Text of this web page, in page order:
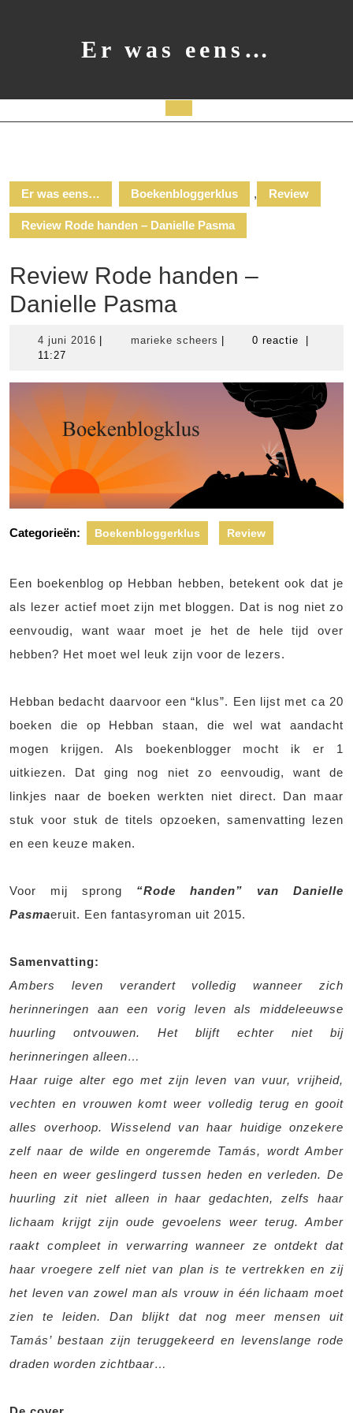
Er was eens…
Er was eens… Boekenbloggerklus , Review
Review Rode handen – Danielle Pasma
Review Rode handen –
Danielle Pasma
4 juni 2016 4
marieke scheers marieke0 reactie
11:27
Categorieën: Boekenbloggerklus Review
Een boekenblog op Hebban hebben, betekent ook dat je
als lezer actief moet zijn met bloggen. Dat is nog niet zo
eenvoudig, want waar moet je het de hele tijd over
hebben? Het moet wel leuk zijn voor de lezers.
Hebban bedacht daarvoor een “klus”. Een lijst met ca 20
boeken die op Hebban staan, die wel wat aandacht
mogen krijgen. Als boekenblogger mocht ik er 1
uitkiezen. Dat ging nog niet zo eenvoudig, want de
linkjes naar de boeken werkten niet direct. Dan maar
stuk voor stuk de titels opzoeken, samenvatting lezen
en een keuze maken.
Voor mij sprong “Rode handen” van Danielle
Pasmaeruit. Een fantasyroman uit 2015.
Samenvatting:
Ambers leven verandert volledig wanneer zich
herinneringen aan een vorig leven als middeleeuwse
huurling ontvouwen. Het blijft echter niet bij
herinneringen alleen…
Haar ruige alter ego met zijn leven van vuur, vrijheid,
vechten en vrouwen komt weer volledig terug en gooit
alles overhoop. Wisselend van haar huidige onzekere
zelf naar de wilde en ongeremde Tamás, wordt Amber
heen en weer geslingerd tussen heden en verleden. De
huurling zit niet alleen in haar gedachten, zelfs haar
lichaam krijgt zijn oude gevoelens weer terug. Amber
raakt compleet in verwarring wanneer ze ontdekt dat
haar vroegere zelf niet van plan is te vertrekken en zij
het leven van zowel man als vrouw in één lichaam moet
zien te leiden. Dan blijkt dat nog meer mensen uit
Tamás’ bestaan zijn teruggekeerd en levenslange rode
draden worden zichtbaar…